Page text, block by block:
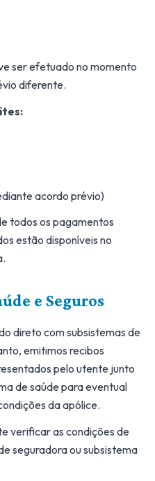
ser efetuado no momento
diferente.
acordo prévio)
todos os pagamentos
estão disponíveis no
e Seguros
direto com subsistemas de
emitimos recibos
pelo utente junto
de saúde para eventual
da apólice.
verificar as condições de
seguradora ou subsistema